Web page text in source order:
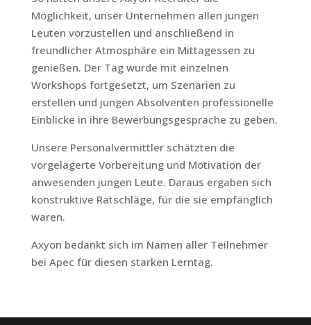
Möglichkeit, unser Unternehmen allen jungen
Leuten vorzustellen und anschließend in
freundlicher Atmosphäre ein Mittagessen zu
genießen. Der Tag wurde mit einzelnen
Workshops fortgesetzt, um Szenarien zu
erstellen und jungen Absolventen professionelle
Einblicke in ihre Bewerbungsgespräche zu geben.
Unsere Personalvermittler schätzten die
vorgelagerte Vorbereitung und Motivation der
anwesenden jungen Leute. Daraus ergaben sich
konstruktive Ratschläge, für die sie empfänglich
waren.
Axyon bedankt sich im Namen aller Teilnehmer
bei Apec für diesen starken Lerntag.